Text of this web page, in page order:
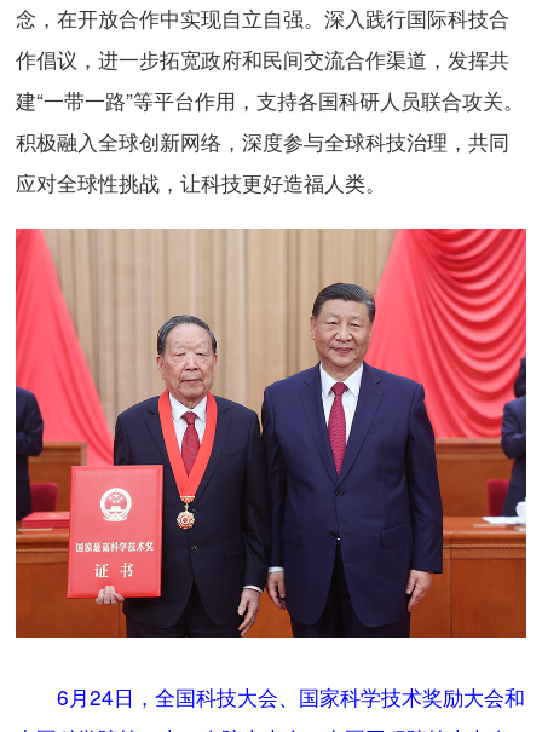
念，在开放合作中实现自立自强。深入践行国际科技合
作倡议，进一步拓宽政府和民间交流合作渠道，发挥共
建“一带一路”等平台作用，支持各国科研人员联合攻关。
积极融入全球创新网络，深度参与全球科技治理，共同
应对全球性挑战，让科技更好造福人类。
6月24日，全国科技大会、国家科学技术奖励大会和